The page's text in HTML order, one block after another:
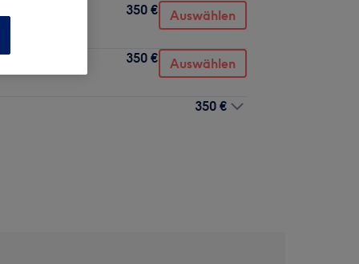
350 € Auswählen
350 € Auswählen
350 €